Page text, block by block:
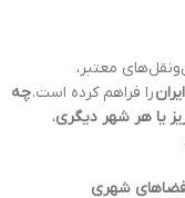
معتبر،
را فراهم کرده است.چه
یا هر شهر دیگری،
فضاهای شهری